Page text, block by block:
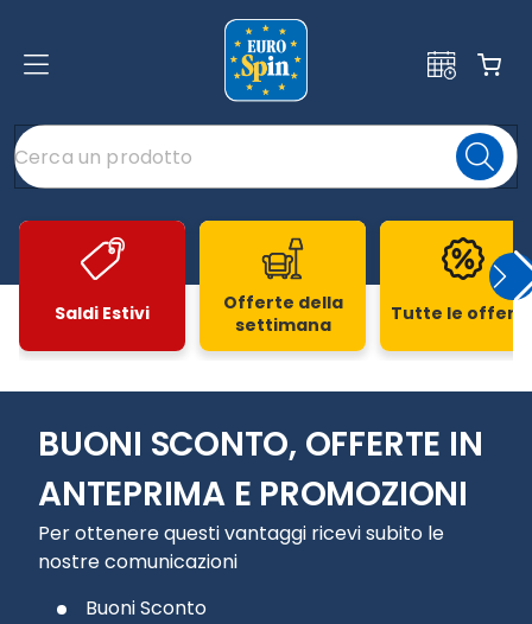
Saldi Estivi
Offerte della
settimana
Tutte le
BUONI SCONTO, OFFERTE IN
ANTEPRIMA E PROMOZIONI
Per ottenere questi vantaggi ricevi subito le
nostre comunicazioni
Buoni Sconto